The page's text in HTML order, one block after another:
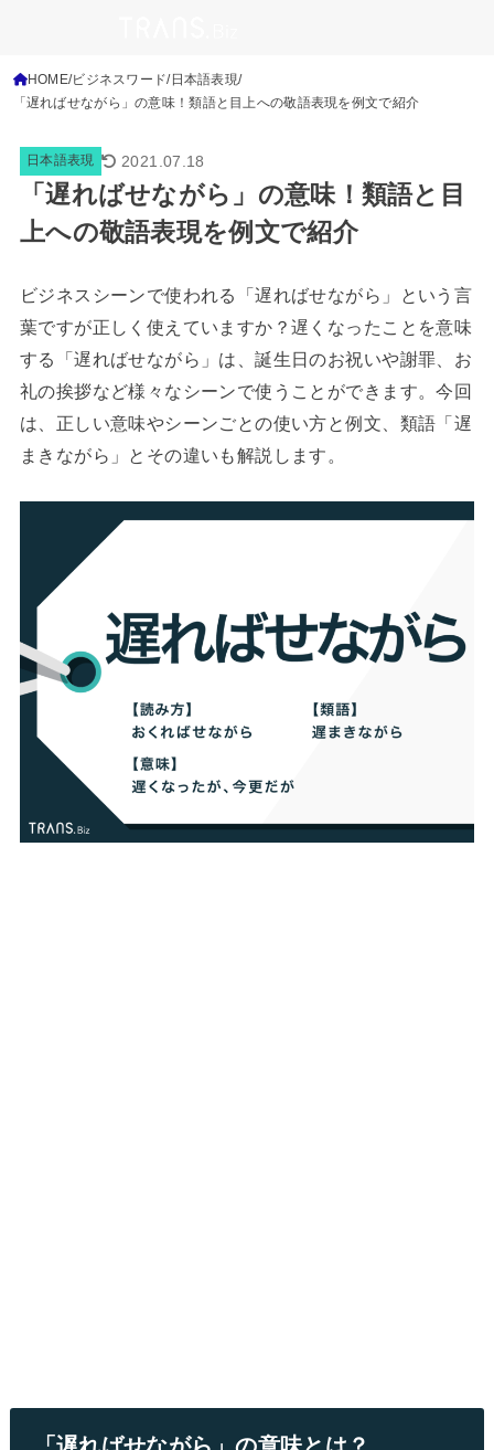
HOME ビジネスワード 日本語表現
「遅ればせながら」の意味！類語と目上への敬語表現を例文で紹介
日本語表現 2021.07.18
「遅ればせながら」の意味！類語と目
上への敬語表現を例文で紹介
ビジネスシーンで使われる「遅ればせながら」という言
葉ですが正しく使えていますか？遅くなったことを意味
する「遅ればせながら」は、誕生日のお祝いや謝罪、お
礼の挨拶など様々なシーンで使うことができます。今回
は、正しい意味やシーンごとの使い方と例文、類語「遅
まきながら」とその違いも解説します。